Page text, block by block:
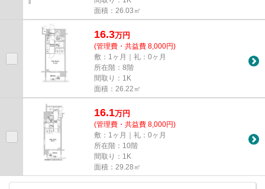
面積：26.03㎡
16.3万円
(管理費・共益費 8,000円)
敷：1ヶ月｜礼：0ヶ月
所在階：8階
間取り：1K
面積：26.22㎡
16.1万円
(管理費・共益費 8,000円)
敷：1ヶ月｜礼：0ヶ月
所在階：10階
間取り：1K
面積：29.28㎡